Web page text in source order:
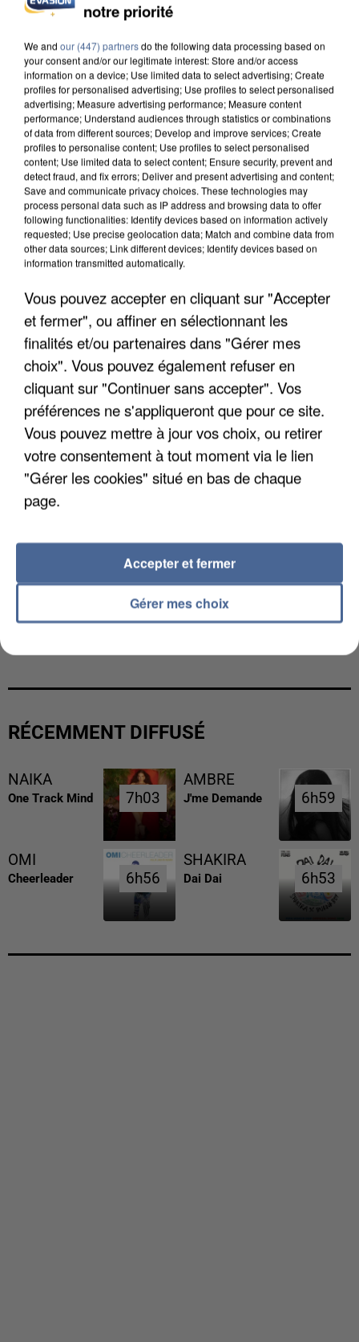
INCENDIES : L’ÎLE-DE-FRANCE LANCE UN ÉLAN
APRÈS TOUTES CES CANICULES, LES REFUGES
DE FAUNE SAUVAGE SONT...
L’UN DES FONDATEURS SUPPOSÉS DE LA DZ
RÉCEMMENT DIFFUSÉ
NAIKA
One Track Mind 7h03
7h03
AMBRE
J'me Demande 6h59
6h59
OMI
Cheerleader 6h56
6h56
SHAKIRA
Dai Dai 6h53
6h53
notre priorité
We and our (447) partnersdo the following data processing based on
your consent and/or our legitimate interest: Store and/or access
information on a device; Use limited data to select advertising; Create
profiles for personalised advertising; Use profiles to select personalised
advertising; Measure advertising performance; Measure content
performance; Understand audiences through statistics or combinations
of data from different sources; Develop and improve services; Create
profiles to personalise content; Use profiles to select personalised
content; Use limited data to select content; Ensure security, prevent and
detect fraud, and fix errors; Deliver and present advertising and content;
Save and communicate privacy choices. These technologies may
process personal data such as IP address and browsing data to offer
following functionalities: Identify devices based on information actively
requested; Use precise geolocation data; Match and combine data from
other data sources; Link different devices; Identify devices based on
information transmitted automatically.
Vous pouvez accepter en cliquant sur "Accepter
et fermer", ou affiner en sélectionnant les
finalités et/ou partenaires dans "Gérer mes
choix". Vous pouvez également refuser en
cliquant sur "Continuer sans accepter". Vos
préférences ne s'appliqueront que pour ce site.
Vous pouvez mettre à jour vos choix, ou retirer
votre consentement à tout moment via le lien
"Gérer les cookies" situé en bas de chaque
page.
Gérer mes choix
Accepter et fermer